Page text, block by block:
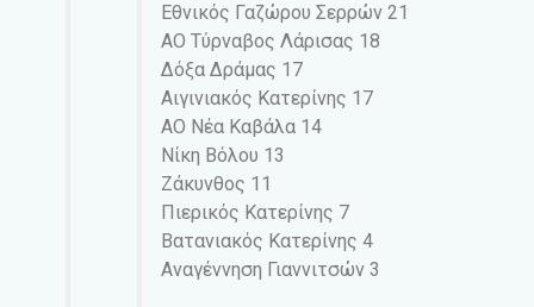
Εθνικός Γαζώρου Σερρών 21
ΑΟ Τύρναβος Λάρισας 18
Δόξα Δράμας 17
Αιγινιακός Κατερίνης 17
ΑΟ Νέα Καβάλα 14
Νίκη Βόλου 13
Ζάκυνθος 11
Πιερικός Κατερίνης 7
Βατανιακός Κατερίνης 4
Αναγέννηση Γιαννιτσών 3